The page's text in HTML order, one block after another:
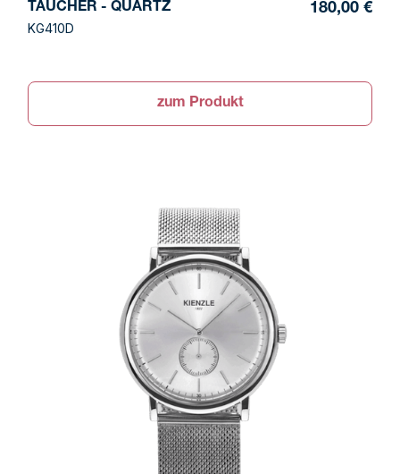
TAUCHER - QUARTZ
KG410D
180,00 €
zum Produkt